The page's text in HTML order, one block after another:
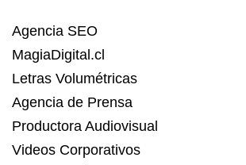
Agencia SEO
MagiaDigital.cl
Letras Volumétricas
Agencia de Prensa
Productora Audiovisual
Videos Corporativos